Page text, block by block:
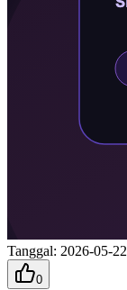
Tanggal: 2026-05-22
0